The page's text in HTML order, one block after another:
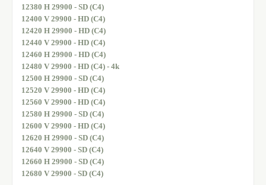
12380 H 29900 - SD (C4)
12400 V 29900 - HD (C4)
12420 H 29900 - HD (C4)
12440 V 29900 - HD (C4)
12460 H 29900 - HD (C4)
12480 V 29900 - HD (C4) - 4k
12500 H 29900 - SD (C4)
12520 V 29900 - HD (C4)
12560 V 29900 - HD (C4)
12580 H 29900 - SD (C4)
12600 V 29900 - HD (C4)
12620 H 29900 - SD (C4)
12640 V 29900 - SD (C4)
12660 H 29900 - SD (C4)
12680 V 29900 - SD (C4)